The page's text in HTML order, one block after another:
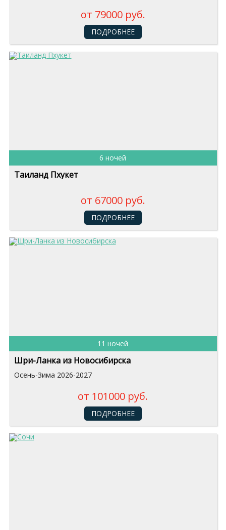
от 79000 руб.
ПОДРОБНЕЕ
6 ночей
Таиланд Пхукет
от 67000 руб.
ПОДРОБНЕЕ
11 ночей
Шри-Ланка из Новосибирска
Осень-Зима 2026-2027
от 101000 руб.
ПОДРОБНЕЕ